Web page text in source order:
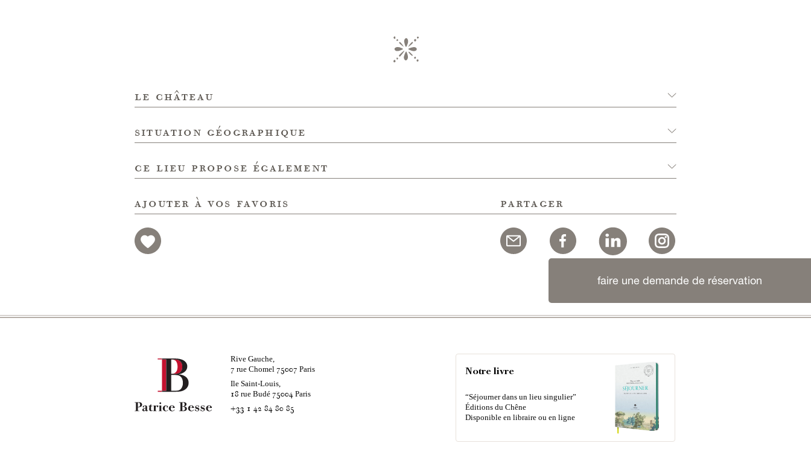
le château
situation géographique
ce lieu propose également
ajouter à vos favoris partager
faire une demande de réservation
Rive Gauche,
7 rue Chomel 75007 Paris
Ile Saint-Louis,
18 rue Budé 75004Paris
+33 1 42 84 80 85
Notre livre
“Séjourner dans un lieu singulier”
Éditions du Chêne
Disponible en libraire ou en ligne